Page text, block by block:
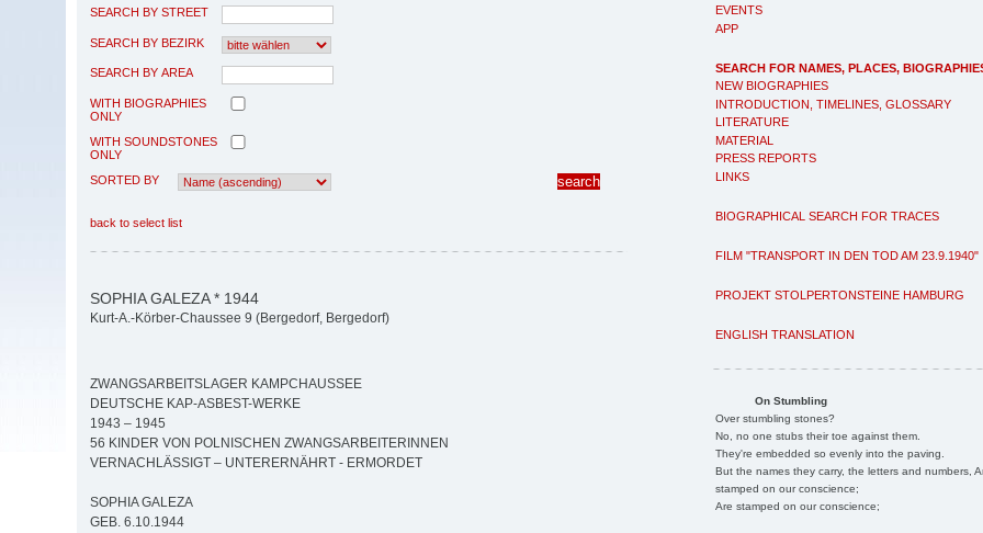
EVENTS
APP
SEARCH FOR NAMES, PLACES,
NEW BIOGRAPHIES
INTRODUCTION, TIMELINES, GLOSSARY
LITERATURE
MATERIAL
PRESS REPORTS
LINKS
BIOGRAPHICAL SEARCH FOR TRACES
FILM "TRANSPORT IN DEN TOD AM 23.9.1940"
PROJEKT STOLPERTONSTEINE HAMBURG
ENGLISH TRANSLATION
On Stumbling
Over stumbling stones?
No, no one stubs their toe against them.
They're embedded so evenly into the paving.
But the names they carry, the letters and numbers,
stamped on our conscience;
Are stamped on our conscience;
SEARCH BY STREET
SEARCH BY BEZIRK
SEARCH BY AREA
WITH BIOGRAPHIES
ONLY
WITH SOUNDSTONES
ONLY
SORTED BY
back to select list
SOPHIA GALEZA * 1944
Kurt-A.-Körber-Chaussee 9 (Bergedorf, Bergedorf)
ZWANGSARBEITSLAGER KAMPCHAUSSEE
DEUTSCHE KAP-ASBEST-WERKE
1943 – 1945
56 KINDER VON POLNISCHEN ZWANGSARBEITERINNEN
VERNACHLÄSSIGT – UNTERERNÄHRT - ERMORDET
SOPHIA GALEZA
GEB. 6.10.1944